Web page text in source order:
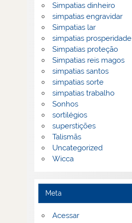
Simpatias dinheiro
simpatias engravidar
Simpatias lar
simpatias prosperidade
Simpatias proteção
Simpatias reis magos
simpatias santos
simpatias sorte
simpatias trabalho
Sonhos
sortilégios
superstições
Talismãs
Uncategorized
Wicca
Meta
Acessar